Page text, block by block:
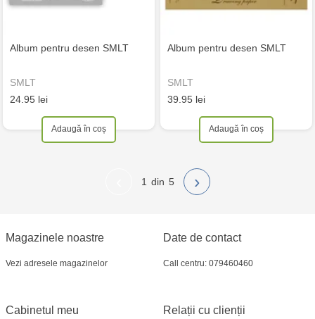
Album pentru desen SMLT
SMLT
24.95 lei
Adaugă în coș
Album pentru desen SMLT
SMLT
39.95 lei
Adaugă în coș
1 5 ›
Magazinele noastre
Vezi adresele magazinelor
Relații cu clienții
Cabinetul meu
Date de contact
Call centru: 079460460